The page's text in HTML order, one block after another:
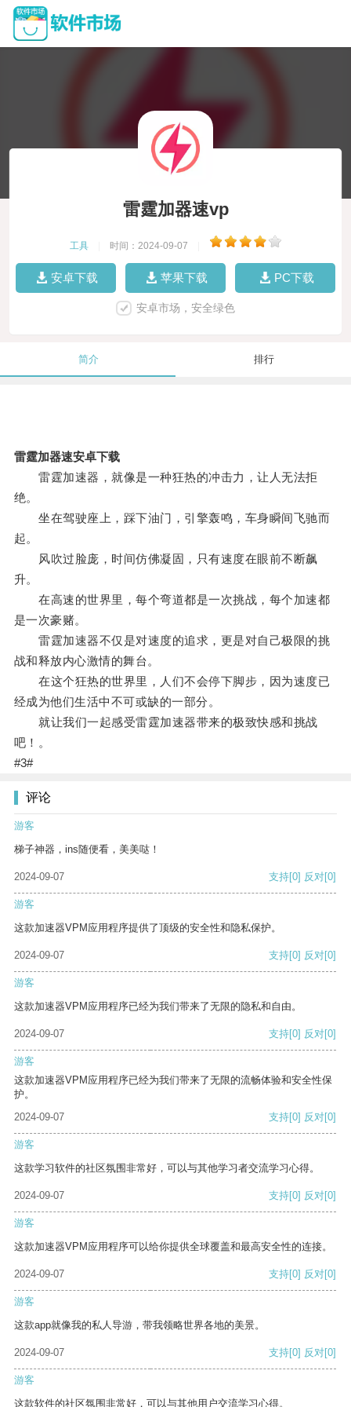
雷霆加器速vp
工具 时间：2024-09-07
安卓下载 苹果下载 PC下载
安卓市场，安全绿色
简介 排行
雷霆加器速安卓下载
雷霆加速器，就像是一种狂热的冲击力，让人无法拒
绝。
坐在驾驶座上，踩下油门，引擎轰鸣，车身瞬间飞驰而
起。
风吹过脸庞，时间仿佛凝固，只有速度在眼前不断飙
升。
在高速的世界里，每个弯道都是一次挑战，每个加速都
是一次豪赌。
雷霆加速器不仅是对速度的追求，更是对自己极限的挑
战和释放内心激情的舞台。
在这个狂热的世界里，人们不会停下脚步，因为速度已
经成为他们生活中不可或缺的一部分。
就让我们一起感受雷霆加速器带来的极致快感和挑战
吧！。
#3#
评论
游客
梯子神器，ins随便看，美美哒！
2024-09-07 支持[0] 反对[0]
游客
这款加速器VPM应用程序提供了顶级的安全性和隐私保护。
2024-09-07 支持[0] 反对[0]
游客
这款加速器VPM应用程序已经为我们带来了无限的隐私和自由。
2024-09-07 支持[0] 反对[0]
游客
这款加速器VPM应用程序已经为我们带来了无限的流畅体验和安全性保
护。
2024-09-07
支持[0] 反对[0]
游客
这款学习软件的社区氛围非常好，可以与其他学习者交流学习心得。
2024-09-07 支持[0] 反对[0]
游客
这款加速器VPM应用程序可以给你提供全球覆盖和最高安全性的连接。
2024-09-07 支持[0] 反对[0]
游客
这款app就像我的私人导游，带我领略世界各地的美景。
2024-09-07 支持[0] 反对[0]
游客
这款软件的社区氛围非常好，可以与其他用户交流学习心得。